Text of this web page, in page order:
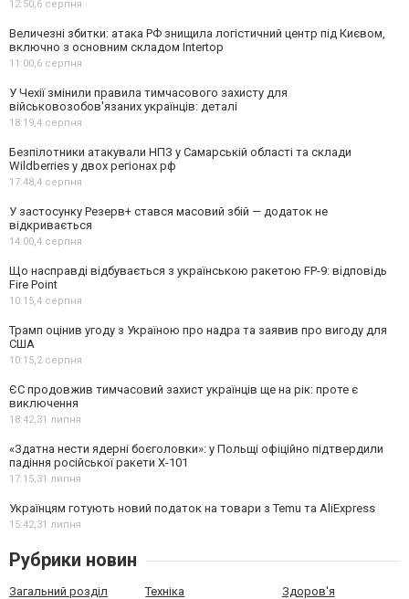
12:50,6 серпня
Величезні збитки: атака РФ знищила логістичний центр під Києвом,
включно з основним складом Intertop
11:00,6 серпня
У Чехії змінили правила тимчасового захисту для
військовозобов'язаних українців: деталі
18:19,4 серпня
Безпілотники атакували НПЗ у Самарській області та склади
Wildberries у двох регіонах рф
17:48,4 серпня
У застосунку Резерв+ стався масовий збій — додаток не
відкривається
14:00,4 серпня
Що насправді відбувається з українською ракетою FP-9: відповідь
Fire Point
10:15,4 серпня
Трамп оцінив угоду з Україною про надра та заявив про вигоду для
США
10:15,2 серпня
ЄС продовжив тимчасовий захист українців ще на рік: проте є
виключення
18:42,31 липня
«Здатна нести ядерні боєголовки»: у Польщі офіційно підтвердили
падіння російської ракети Х-101
17:15,31 липня
Українцям готують новий податок на товари з Temu та AliExpress
15:42,31 липня
Рубрики новин
Загальний розділ Техніка Здоров'я